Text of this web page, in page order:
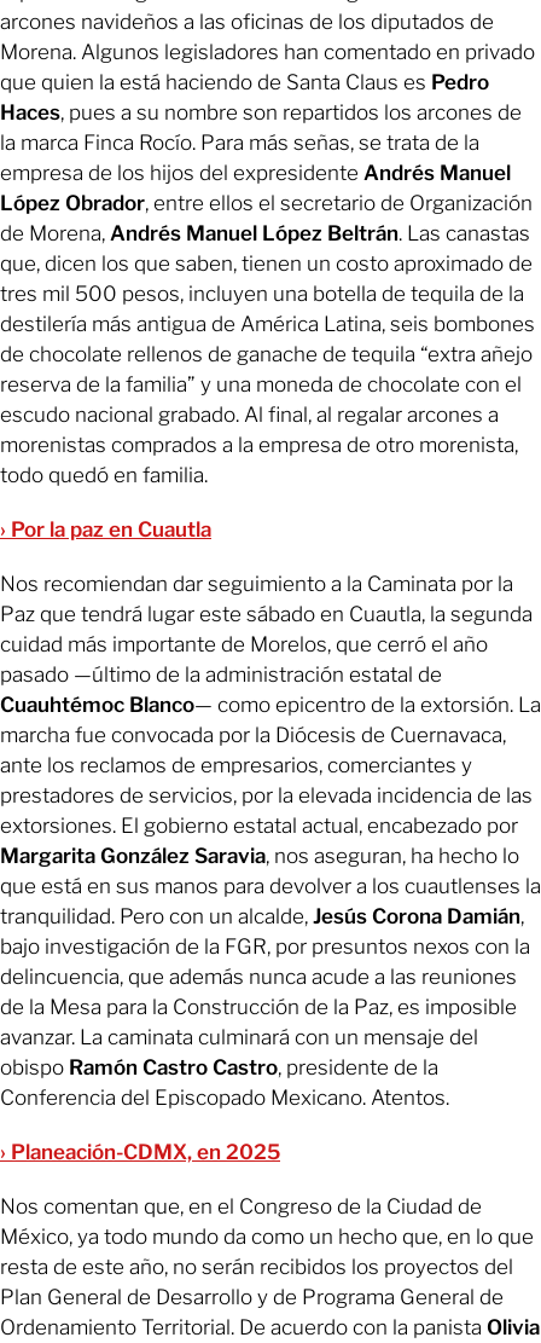
arcones navideños a las oficinas de los diputados de
Morena. Algunos legisladores han comentado en privado
que quien la está haciendo de Santa Claus es Pedro
Haces, pues a su nombre son repartidos los arcones de
la marca Finca Rocío. Para más señas, se trata de la
empresa de los hijos del expresidente Andrés Manuel
López Obrador, entre ellos el secretario de Organización
de Morena, Andrés Manuel López Beltrán. Las canastas
que, dicen los que saben, tienen un costo aproximado de
tres mil 500 pesos, incluyen una botella de tequila de la
destilería más antigua de América Latina, seis bombones
de chocolate rellenos de ganache de tequila “extra añejo
reserva de la familia” y una moneda de chocolate con el
escudo nacional grabado. Al final, al regalar arcones a
morenistas comprados a la empresa de otro morenista,
todo quedó en familia.
› Por la paz en Cuautla
Nos recomiendan dar seguimiento a la Caminata por la
Paz que tendrá lugar este sábado en Cuautla, la segunda
cuidad más importante de Morelos, que cerró el año
pasado —último de la administración estatal de
Cuauhtémoc Blanco— como epicentro de la extorsión. La
marcha fue convocada por la Diócesis de Cuernavaca,
ante los reclamos de empresarios, comerciantes y
prestadores de servicios, por la elevada incidencia de las
extorsiones. El gobierno estatal actual, encabezado por
Margarita González Saravia, nos aseguran, ha hecho lo
que está en sus manos para devolver a los cuautlenses la
tranquilidad. Pero con un alcalde, Jesús Corona Damián,
bajo investigación de la FGR, por presuntos nexos con la
delincuencia, que además nunca acude a las reuniones
de la Mesa para la Construcción de la Paz, es imposible
avanzar. La caminata culminará con un mensaje del
obispo Ramón Castro Castro, presidente de la
Conferencia del Episcopado Mexicano. Atentos.
› Planeación-CDMX, en 2025
Nos comentan que, en el Congreso de la Ciudad de
México, ya todo mundo da como un hecho que, en lo que
resta de este año, no serán recibidos los proyectos del
Plan General de Desarrollo y de Programa General de
Ordenamiento Territorial. De acuerdo con la panista Olivia